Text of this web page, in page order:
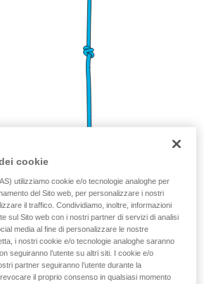
gli ancoraggi)
cookie
utilizziamo cookie e/o tecnologie analoghe per
del Sito web, per personalizzare i nostri
il traffico. Condividiamo, inoltre, informazioni
sul Sito web con i nostri partner di servizi di analisi
media al fine di personalizzare le nostre
i nostri cookie e/o tecnologie analoghe saranno
seguiranno l’utente su altri siti. I cookie e/o
partner seguiranno l’utente durante la
il proprio consenso in qualsiasi momento